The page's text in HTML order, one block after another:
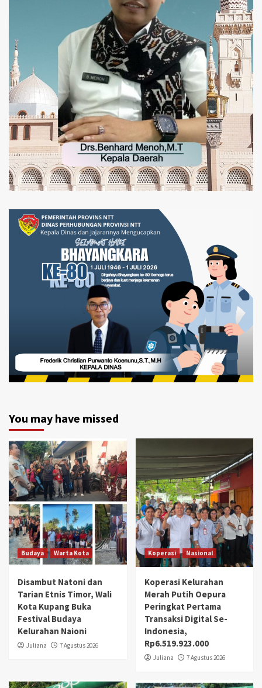
You may have missed
Budaya Warta Kota
Disambut Natoni dan
Tarian Etnis Timor, Wali
Kota Kupang Buka
Festival Budaya
Kelurahan Naioni
Juliana 7 Agustus 2026
Koperasi Nasional
Koperasi Kelurahan
Merah Putih Oepura
Peringkat Pertama
Transaksi Digital Se-
Indonesia,
Rp6.519.923.000
Juliana 7 Agustus 2026